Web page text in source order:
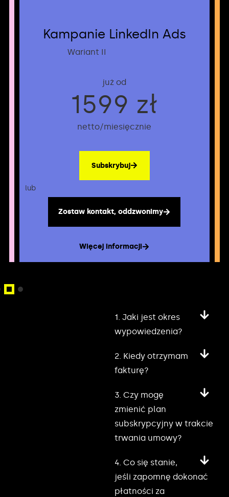
Kampanie LinkedIn Ads
Wariant II
już od
1599 zł
netto/miesięcznie
Subskrybuj
lub
Zostaw kontakt, oddzwonimy
Więcej informacji
1. Jaki jest okres
wypowiedzenia?
2. Kiedy otrzymam
fakturę?
3. Czy mogę
zmienić plan
subskrypcyjny w trakcie
trwania umowy?
4. Co się stanie,
jeśli zapomnę dokonać
płatności za